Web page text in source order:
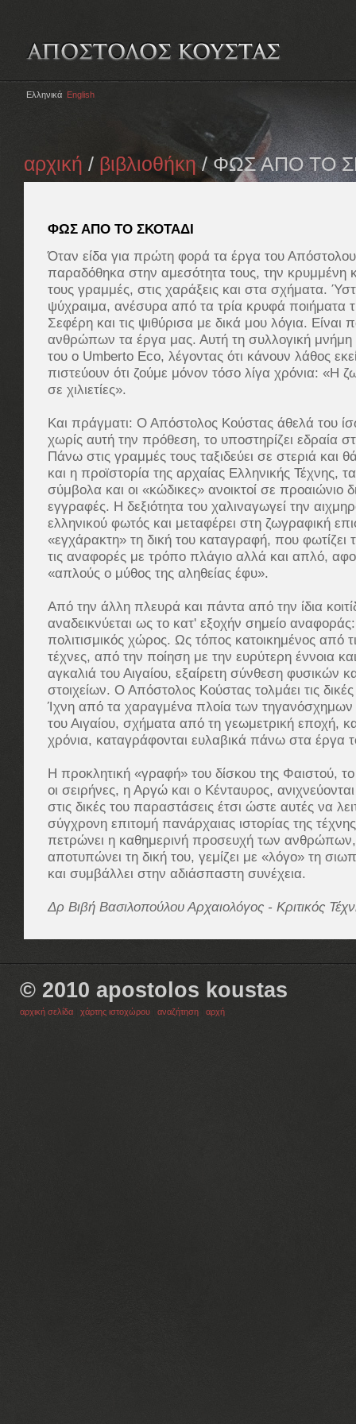
Ελληνικά English
αρχική / βιβλιοθήκη/ ΦΩΣ ΑΠΟ ΤΟ
ΦΩΣ ΑΠΟ ΤΟ ΣΚΟΤΑΔΙ
Όταν είδα για πρώτη φορά τα έργα του
παραδόθηκα στην αμεσότητα τους, την κρυμμένη
τους γραμμές, στις χαράξεις και στα σχήματα.
ψύχραιμα, ανέσυρα από τα τρία κρυφά ποιήματα
Σεφέρη και τις ψιθύρισα με δικά μου λόγια. Είναι
ανθρώπων τα έργα μας. Αυτή τη συλλογική μνήμη
του ο Umberto Eco, λέγοντας ότι κάνουν λάθος
πιστεύουν ότι ζούμε μόνον τόσο λίγα χρόνια: «Η
σε χιλιετίες».
Και πράγματι: Ο Απόστολος Κούστας άθελά του
χωρίς αυτή την πρόθεση, το υποστηρίζει εδραία
Πάνω στις γραμμές τους ταξιδεύει σε στεριά και
και η προϊστορία της αρχαίας Ελληνικής Τέχνης,
σύμβολα και οι «κώδικες» ανοικτοί σε προαιώνιο
εγγραφές. Η δεξιότητα του χαλιναγωγεί την
ελληνικού φωτός και μεταφέρει στη ζωγραφική
«εγχάρακτη» τη δική του καταγραφή, που φωτίζει
τις αναφορές με τρόπο πλάγιο αλλά και απλό,
«απλούς ο μύθος της αληθείας έφυ».
Από την άλλη πλευρά και πάντα από την ίδια
αναδεικνύεται ως το κατ' εξοχήν σημείο
πολιτισμικός χώρος. Ως τόπος κατοικημένος από
τέχνες, από την ποίηση με την ευρύτερη έννοια
αγκαλιά του Αιγαίου, εξαίρετη σύνθεση φυσικών
στοιχείων. Ο Απόστολος Κούστας τολμάει τις
Ίχνη από τα χαραγμένα πλοία των
του Αιγαίου, σχήματα από τη γεωμετρική εποχή,
χρόνια, καταγράφονται ευλαβικά πάνω στα έργα
Η προκλητική «γραφή» του δίσκου της Φαιστού,
οι σειρήνες, η Αργώ και ο Κένταυρος,
στις δικές του παραστάσεις έτσι ώστε αυτές να
σύγχρονη επιτομή πανάρχαιας ιστορίας της
πετρώνει η καθημερινή προσευχή των ανθρώπων,
αποτυπώνει τη δική του, γεμίζει με «λόγο» τη
και συμβάλλει στην αδιάσπαστη συνέχεια.
Δρ Βιβή Βασιλοπούλου Αρχαιολόγος - Κριτικός
© 2010 apostolos koustas
αρχική σελίδα χάρτης ιστοχώρου αναζήτηση αρχή